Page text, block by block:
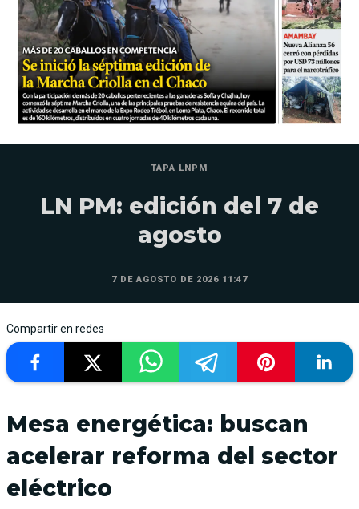
TAPA LNPM
LN PM: edición del 7 de
agosto
7 DE AGOSTO DE 2026 11:47
Compartir en redes
Mesa energética: buscan
acelerar reforma del sector
eléctrico